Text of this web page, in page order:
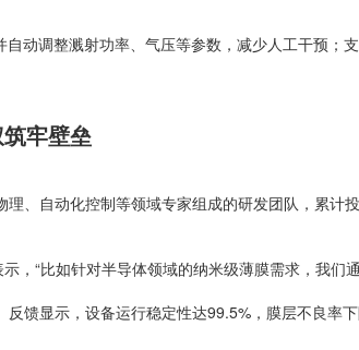
动调整溅射功率、气压等参数，减少人工干预
牢壁垒
、自动化控制等领域专家组成的研发团队，累
，“比如针对半导体领域的纳米级薄膜需求，我
馈显示，设备运行稳定性达99.5%，膜层不良率